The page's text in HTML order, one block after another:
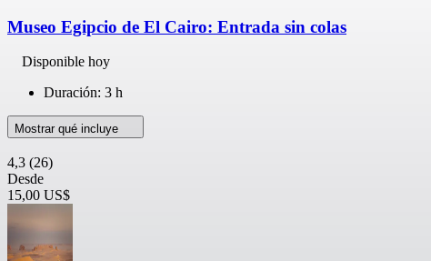
Museo Egipcio de El Cairo: Entrada sin colas
Disponible hoy
Duración: 3 h
Mostrar qué incluye
4,3 (26)
Desde
15,00 US$